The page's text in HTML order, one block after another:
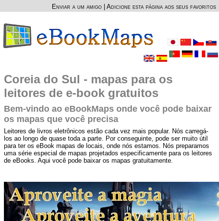
Enviar a um amigo Adicione esta página aos seus favoritos
Coreia do Sul - mapas para os
leitores de e-book gratuitos
Bem-vindo ao eBookMaps onde você pode baixar
os mapas que você precisa
Leitores de livros eletrônicos estão cada vez mais popular. Nós carregá-
los ao longo de quase toda a parte. Por conseguinte, pode ser muito útil
para ter os eBook mapas de locais, onde nós estamos. Nós preparamos
uma série especial de mapas projetados especificamente para os leitores
de eBooks. Aqui você pode baixar os mapas gratuitamente.